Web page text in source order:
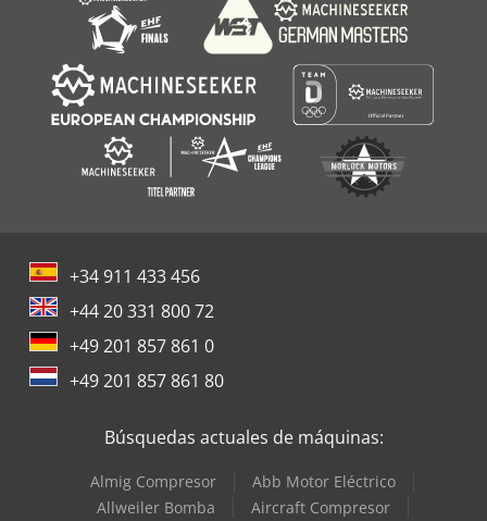
+34 911 433 456
+44 20 331 800 72
+49 201 857 861 0
+49 201 857 861 80
Búsquedas actuales de máquinas:
Almig Compresor
Abb Motor Eléctrico
Allweiler Bomba
Aircraft Compresor